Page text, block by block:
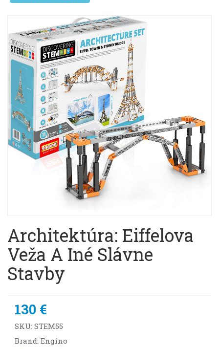
Architektúra: Eiffelova
Veža A Iné Slávne
Stavby
130 €
SKU: STEM55
Brand: Engino